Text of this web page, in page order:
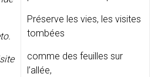
Préserve les vies, les visites
tombées
comme des feuilles sur
l’allée,